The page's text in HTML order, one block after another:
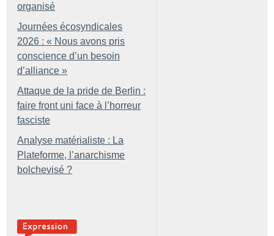
organisé
Journées écosyndicales
2026 : « Nous avons pris
conscience d’un besoin
d’alliance »
Attaque de la pride de Berlin :
faire front uni face à l’horreur
fasciste
Analyse matérialiste : La
Plateforme, l’anarchisme
bolchevisé ?